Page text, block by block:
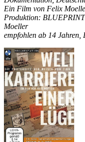
Ein Film von Felix
Produktion:
Moeller
empfohlen ab 14 Jahren,